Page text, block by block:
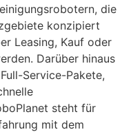
die
konzipiert
Leasing, Kauf oder
Darüber hinaus
Service-Pakete,
steht für
mit dem